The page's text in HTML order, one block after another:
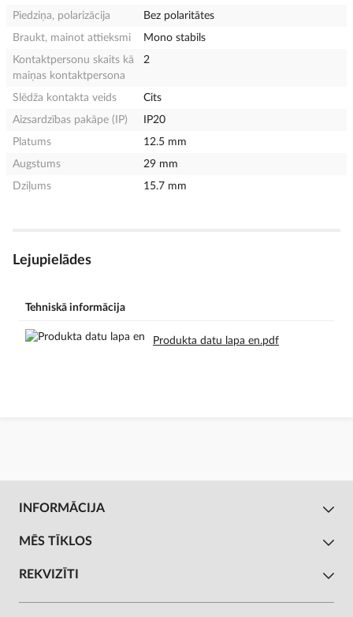
Piedziņa, polarizācija
Bez polaritātes
Braukt, mainot attieksmi
Mono stabils
Kontaktpersonu skaits kā
maiņas kontaktpersona
2
Slēdža kontakta veids
Cits
Aizsardzības pakāpe (IP)
IP20
Platums
12.5 mm
Augstums
29 mm
Dziļums
15.7 mm
Lejupielādes
Tehniskā informācija
Produkta datu lapa en.pdf
INFORMĀCIJA
MĒS TĪKLOS
REKVIZĪTI